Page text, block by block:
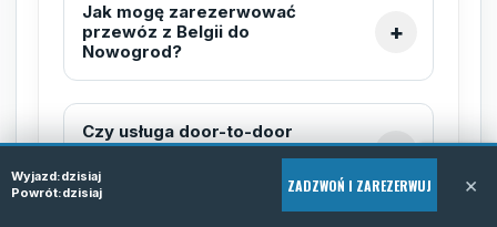
Jak mogę zarezerwować
przewóz z Belgii do
Nowogrod?
Czy usługa door-to-door
obejmuje odbiór spod mojego
adresu w Belgii?
Wyjazd:dzisiaj
Powrót:dzisiaj ZADZWOŃ I ZAREZERWUJ ×